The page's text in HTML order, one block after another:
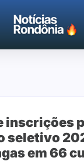
inscrições
seletivo
em 66